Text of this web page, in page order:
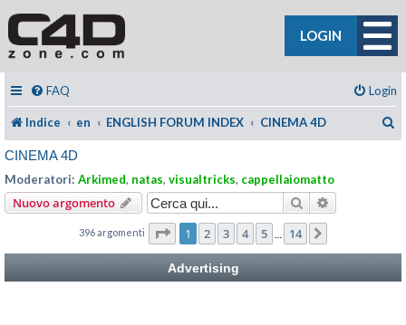
LOGIN
FAQ Login
Indice en ENGLISH FORUM INDEX CINEMA 4D
CINEMA 4D
Moderatori: Arkimed, natas, visualtricks, cappellaiomatto
Nuovo argomento Cerca
396 argomenti Pagina di 14
1 2 3 4 5 14
Advertising